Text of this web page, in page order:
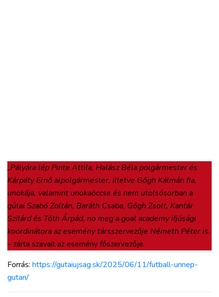
„Pályára lép Pinte Attila, Halász Béla polgármester és
Kárpáty Ernő alpolgármester, illetve Gőgh Kálmán fia,
unokája, valamint unokaöccse és nem utolsósorban a
gútai Szabó Zoltán, Baráth Csaba, Gőgh Zsolt, Kantár
Szilárd és Tóth Árpád, no meg a goal academy ifjúsági
koordinátora az esemény társszervezője Németh Péter is.
– zárta szavait az esemény főszervezője.
Forrás: https://gutaiujsag.sk/2025/06/11/futball-unnep-
gutan/